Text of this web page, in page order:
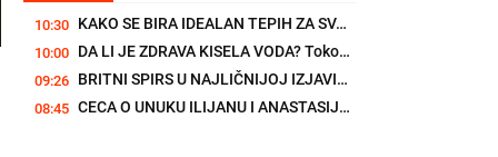
10:30 KAKO SE BIRA IDEALAN TEPIH ZA SVAKU PROSTORIJU? Pravila koja...
10:00 DA LI JE ZDRAVA KISELA VODA? Tokom leta je posebno volimo
09:26 BRITNI SPIRS U NAJLIČNIJOJ IZJAVI DO SADA: "Žao mi je zbog grešaka...
08:45 CECA O UNUKU ILIJANU I ANASTASIJI: "Odlično se snašla kao majka"